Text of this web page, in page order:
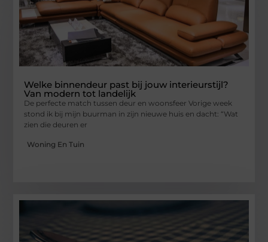
Welke binnendeur past bij jouw interieurstijl?
Van modern tot landelijk
De perfecte match tussen deur en woonsfeer Vorige week
stond ik bij mijn buurman in zijn nieuwe huis en dacht: “Wat
zien die deuren er
Woning En Tuin